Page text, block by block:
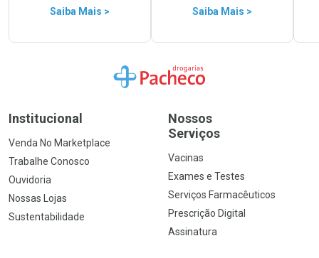
Saiba Mais > Saiba Mais >
Ir para a Home
Institucional
Venda No Marketplace
Trabalhe Conosco
Ouvidoria
Nossas Lojas
Sustentabilidade
Nossos
Serviços
Vacinas
Exames e Testes
Serviços Farmacêuticos
Prescrição Digital
Assinatura